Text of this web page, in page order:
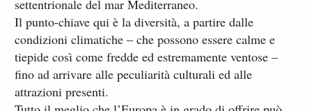
settentrionale del mar Mediterraneo.
Il punto-chiave qui è la diversità, a partire dalle
condizioni climatiche – che possono essere calme e
tiepide così come fredde ed estremamente ventose –
fino ad arrivare alle peculiarità culturali ed alle
attrazioni presenti.